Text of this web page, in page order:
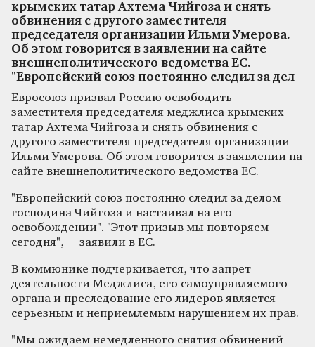
крымских татар Ахтема Чийгоза и снять
обвинения с другого заместителя
председателя организации Ильми Умерова.
Об этом говорится в заявлении на сайте
внешнеполитического ведомства ЕС.
"Европейский союз постоянно следил за дел
Евросоюз призвал Россию освободить
заместителя председателя меджлиса крымских
татар Ахтема Чийгоза и снять обвинения с
другого заместителя председателя организации
Ильми Умерова. Об этом говорится в заявлении на
сайте внешнеполитического ведомства ЕС.
"Европейский союз постоянно следил за делом
господина Чийгоза и настаивал на его
освобождении". "Этот призыв мы повторяем
сегодня", − заявили в ЕС.
В коммюнике подчеркивается, что запрет
деятельности Меджлиса, его самоуправляемого
органа и преследование его лидеров является
серьезным и неприемлемым нарушением их прав.
"Мы ожидаем немедленного снятия обвинений